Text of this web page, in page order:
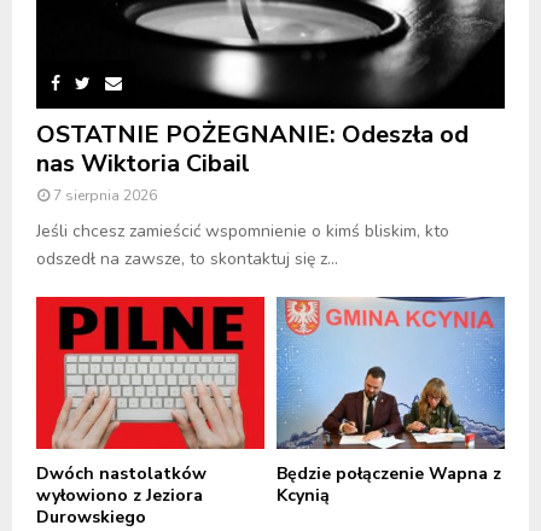
OSTATNIE POŻEGNANIE: Odeszła od
nas Wiktoria Cibail
7 sierpnia 2026
Jeśli chcesz zamieścić wspomnienie o kimś bliskim, kto
odszedł na zawsze, to skontaktuj się z...
Dwóch nastolatków
wyłowiono z Jeziora
Durowskiego
Będzie połączenie Wapna z
Kcynią